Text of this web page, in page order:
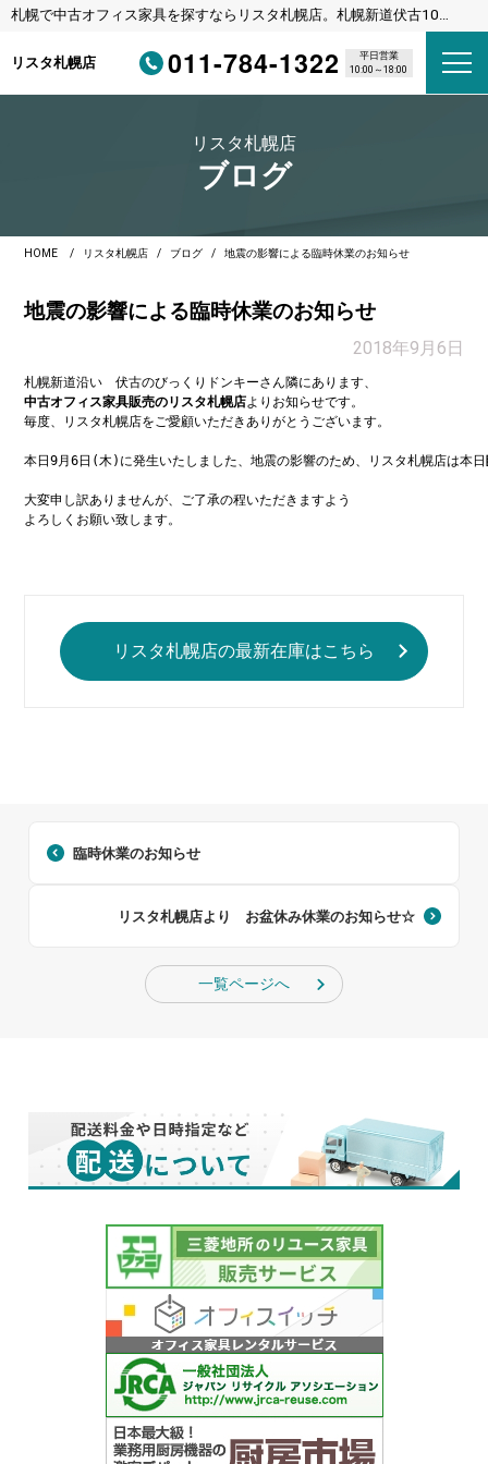
札幌で中古オフィス家具を探すならリスタ札幌店。札幌新道伏古10
リスタ札幌店
011-784-1322
平日営業
10:00～18:00
リスタ札幌店
ブログ
HOME リスタ札幌店 ブログ 地震の影響による臨時休業のお知らせ
地震の影響による臨時休業のお知らせ
2018年9月6日
中古オフィス家具販売のリスタ札幌店よりお知らせです。
毎度、リスタ札幌店をご愛顧いただきありがとうございます。
本日9月6日(木)に発生いたしました、地震の影響のため、リスタ札幌店は本日
大変申し訳ありませんが、ご了承の程いただきますよう
よろしくお願い致します。
リスタ札幌店の最新在庫はこちら
臨時休業のお知らせ
リスタ札幌店より お盆休み休業のお知らせ☆
一覧ページへ